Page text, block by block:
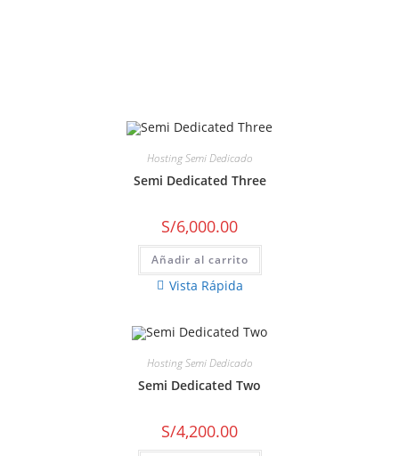
Hosting Semi Dedicado
Semi Dedicated Three
S/6,000.00
Añadir al carrito
Vista Rápida
Hosting Semi Dedicado
Semi Dedicated Two
S/4,200.00